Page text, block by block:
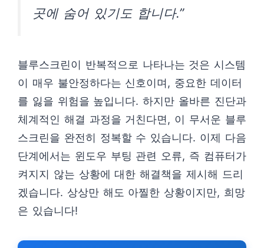
곳에 숨어 있기도 합니다.”
블루스크린이 반복적으로 나타나는 것은 시스템
이 매우 불안정하다는 신호이며, 중요한 데이터
를 잃을 위험을 높입니다. 하지만 올바른 진단과
체계적인 해결 과정을 거친다면, 이 무서운 블루
스크린을 완전히 정복할 수 있습니다. 이제 다음
단계에서는 윈도우 부팅 관련 오류, 즉 컴퓨터가
켜지지 않는 상황에 대한 해결책을 제시해 드리
겠습니다. 상상만 해도 아찔한 상황이지만, 희망
은 있습니다!